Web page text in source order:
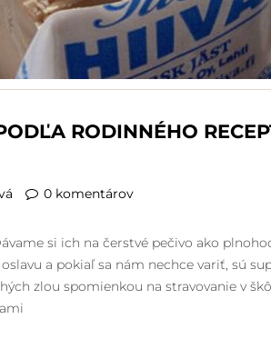
RODINNÉHO
0 komentárov
si ich na čerstvé pečivo ako
a pokiaľ sa nám nechce variť, sú
zlou spomienkou na stravovanie v